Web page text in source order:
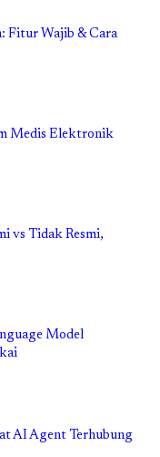
Fitur Wajib & Cara
Medis Elektronik
vs Tidak Resmi,
Model
AI Agent Terhubung